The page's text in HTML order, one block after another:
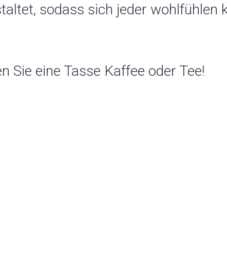
sodass sich jeder wohlfühlen
Sie eine Tasse Kaffee oder Tee!